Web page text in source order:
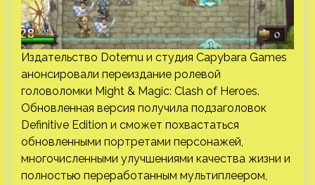
Издательство Dotemu и студия Capybara Games
анонсировали переиздание ролевой
головоломки Might & Magic: Clash of Heroes.
Обновленная версия получила подзаголовок
Definitive Edition и сможет похвастаться
обновленными портретами персонажей,
многочисленными улучшениями качества жизни и
полностью переработанным мультиплеером,